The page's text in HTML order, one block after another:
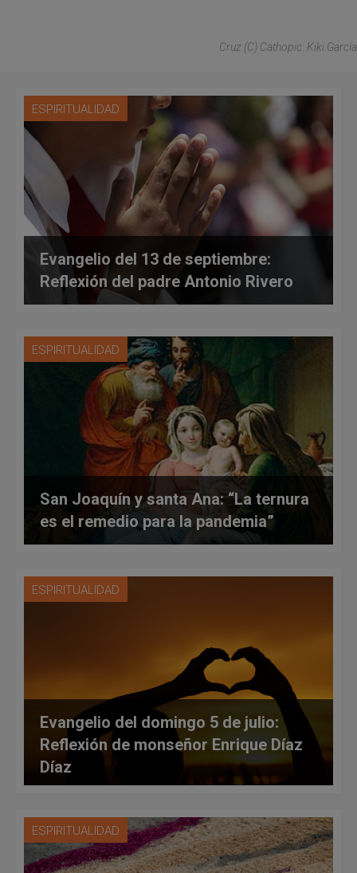
Cruz (C) Cathopic. Kiki García
ESPIRITUALIDAD
Evangelio del 13 de septiembre:
Reflexión del padre Antonio Rivero
ESPIRITUALIDAD
San Joaquín y santa Ana: “La ternura
es el remedio para la pandemia”
ESPIRITUALIDAD
Evangelio del domingo 5 de julio:
Reflexión de monseñor Enrique Díaz
Díaz
ESPIRITUALIDAD